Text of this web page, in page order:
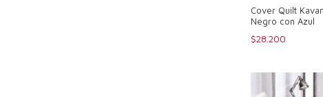
Cover Quilt
Negro con Azul
$28.200